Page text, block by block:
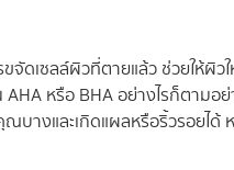
จัดเซลล์ผิวที่ตายแล้ว ช่วยให้ผิ
หรือ BHA อย่างไรก็ตา
ณบางและเกิดแผลหรือริ้วรอยไ